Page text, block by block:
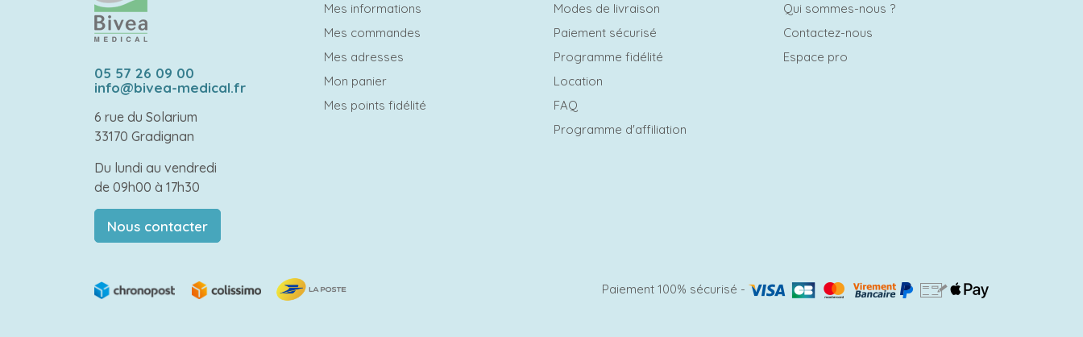
05 57 26 09 00
info@bivea-medical.fr
6 rue du Solarium
33170 Gradignan
Du lundi au vendredi
de 09h00 à 17h30
Nous contacter
Mes informations
Mes commandes
Mes adresses
Mon panier
Mes points fidélité
Modes de livraison
Paiement sécurisé
Programme fidélité
Location
FAQ
Programme d'affiliation
Qui sommes-nous ?
Contactez-nous
Espace pro
Paiement 100% sécurisé -